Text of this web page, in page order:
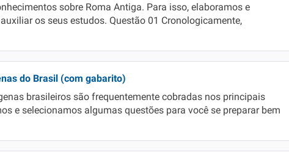
sobre Roma Antiga. Para isso, elaboramos e
os seus estudos. Questão 01 Cronologicamente,
do Brasil (com gabarito)
brasileiros são frequentemente cobradas nos principais
e selecionamos algumas questões para você se preparar bem